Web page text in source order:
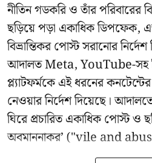
নীতিন গডকরি ও তাঁর পরিবারের
ছড়িয়ে পড়া একাধিক ডিপফেক,
বিভ্রান্তিকর পোস্ট সরানোর
আদালত Meta, YouTube-সহ
প্ল্যাটফর্মকে এই ধরনের
নেওয়ার নির্দেশ দিয়েছে।
ঘিরে প্রচারিত একাধিক পোস্ট ও
অবমাননাকর’ ("vile and